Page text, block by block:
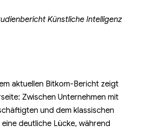
Künstliche Intelligenz
aktuellen Bitkom-Bericht zeigt
Zwischen Unternehmen mit
und dem klassischen
deutliche Lücke, während